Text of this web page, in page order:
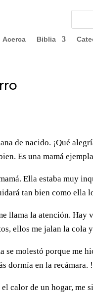
Acerca Biblia
de nacido. ¡Qué
Es una mamá
Ella estaba muy
tan bien como ella
llama la atención. Hay
ellos me jalan la cola
se molestó porque me
dormía en la recámara.
calor de un hogar,